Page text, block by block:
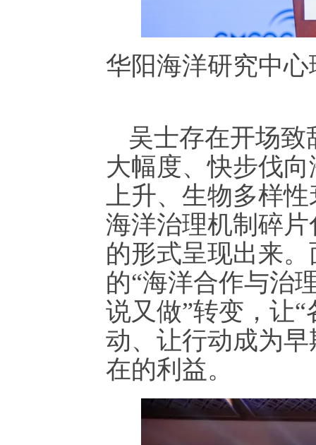
华阳海洋研究中
吴士存在开场
大幅度、快步伐
上升、生物多样
海洋治理机制碎
的形式呈现出来
的“海洋合作与治
说又做”转变，让
动、让行动成为
在的利益。